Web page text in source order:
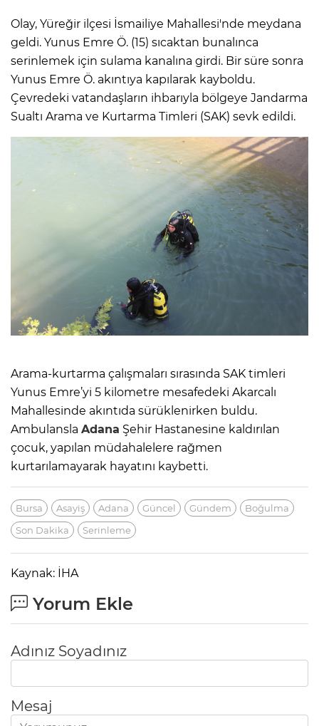
Olay, Yüreğir ilçesi İsmailiye Mahallesi'nde meydana
geldi. Yunus Emre Ö. (15) sıcaktan bunalınca
serinlemek için sulama kanalına girdi. Bir süre sonra
Yunus Emre Ö. akıntıya kapılarak kayboldu.
Çevredeki vatandaşların ihbarıyla bölgeye Jandarma
Sualtı Arama ve Kurtarma Timleri (SAK) sevk edildi.
Arama-kurtarma çalışmaları sırasında SAK timleri
Yunus Emre’yi 5 kilometre mesafedeki Akarcalı
Mahallesinde akıntıda sürüklenirken buldu.
Ambulansla Adana Şehir Hastanesine kaldırılan
çocuk, yapılan müdahalelere rağmen
kurtarılamayarak hayatını kaybetti.
Bursa Asayiş Adana Güncel Gündem
Boğulma
Son Dakika
Serinleme
Kaynak: İHA
Yorum Ekle
Adınız Soyadınız
Mesaj